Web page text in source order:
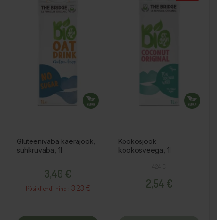
Gluteenivaba kaerajook,
suhkruvaba, 1l
3,40 €
Püsikliendi hind : 3.23 €
Kookosjook
kookosveega, 1l
2,54 €